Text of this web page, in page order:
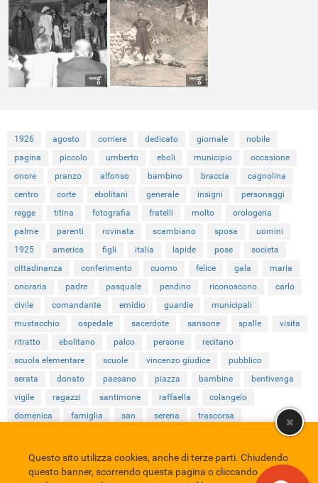
1926 agosto corriere dedicato giornale
nobile
pagina
piccolo umberto eboli municipio
occasione
onore
pranzo alfonso bambino braccia
cagnolina
centro
corte ebolitani generale insigni
personaggi
regge
titina fotografia fratelli molto
orologeria
palme
parenti rovinata scambiano sposa
uomini
1925
america figli italia lapide pose
societa
cittadinanza
conferimento cuomo felice gala
maria
onoraria
padre pasquale pendino riconoscono
carlo
civile
comandante emidio guardie
municipali
mustacchio
ospedale sacerdote sansone spalle
visita
ritratto
ebolitano palco persone
recitano
scuola elementare
scuole vincenzo giudice
pubblico
serata
donato paesano piazza bambine
bentivenga
vigile
ragazzi santimone raffaella
colangelo
domenica
famiglia san serena trascorsa
Comune di Eboli Servizio Bibliotecario Nazionale
Privacy policy
Questo sito utilizza cookies, anche di terze parti. Chiudendo
questo banner, scorrendo questa pagina o cliccando